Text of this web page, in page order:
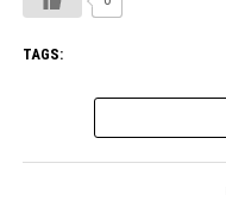
TAGS: